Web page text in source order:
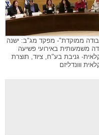
ממוקדת"- מפקד מג"ב: ישנה
משמעותית באירועי פשיעה
גניבת בע"ח, ציוד, תוצרת
ווונדליזם